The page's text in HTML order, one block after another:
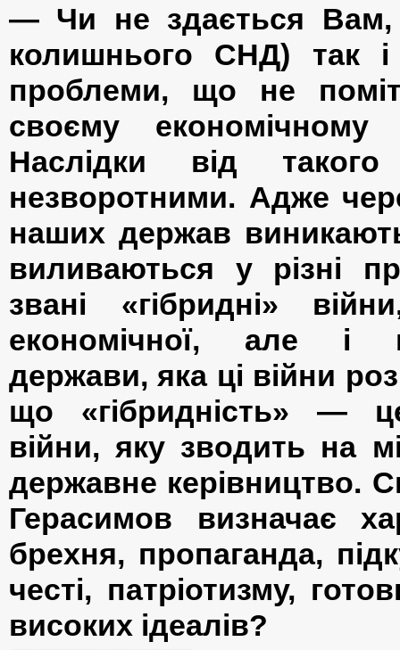
— Чи не здається Вам,
колишнього СНД) так і
проблеми, що не
своєму
Наслідки від
незворотними. Адже
наших держав
виливаються у різні
звані «гібридні»
економічної, але і
держави, яка ці війни
що «гібридність» —
війни, яку зводить на
державне керівництво.
Герасимов визначає
брехня, пропаганда,
честі, патріотизму,
високих ідеалів?